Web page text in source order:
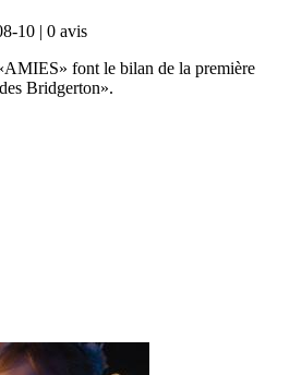
10 | 0 avis
font le bilan de la première
Bridgerton».